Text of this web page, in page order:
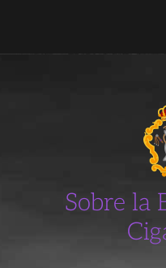
Sobre la